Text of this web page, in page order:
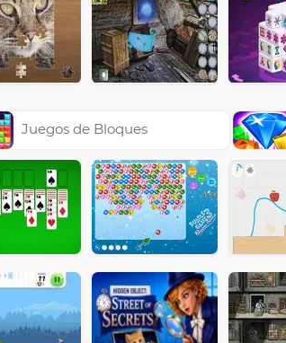
Juegos de Bloques